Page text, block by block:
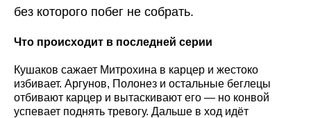
без которого побег не собрать.
Что происходит в последней серии
Кушаков сажает Митрохина в карцер и жестоко
избивает. Аргунов, Полонез и остальные беглецы
отбивают карцер и вытаскивают его — но конвой
успевает поднять тревогу. Дальше в ход идёт